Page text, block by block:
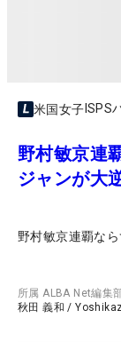
米国女子 ISPS
野村敏京連
ジャンが大
野村敏京連覇な
所属ALBA Net編集
秋田 義和 /